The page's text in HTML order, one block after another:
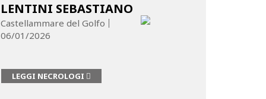
LENTINI SEBASTIANO
Castellammare del Golfo
06/01/2026
LEGGI NECROLOGI